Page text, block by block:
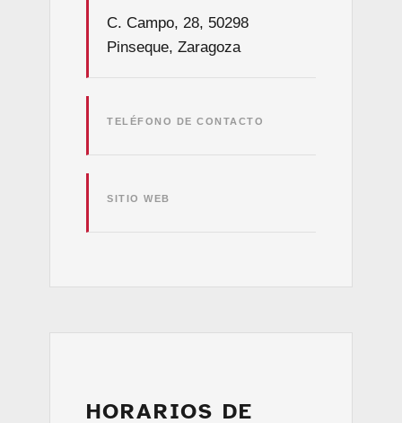
C. Campo, 28, 50298
Pinseque, Zaragoza
TELÉFONO DE CONTACTO
SITIO WEB
HORARIOS DE